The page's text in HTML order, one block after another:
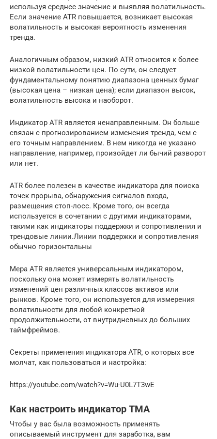
используя среднее значение и выявляя волатильность.
Если значение ATR повышается, возникает высокая
волатильность и высокая вероятность изменения
тренда.
Аналогичным образом, низкий ATR относится к более
низкой волатильности цен. По сути, он следует
фундаментальному понятию диапазона ценных бумаг
(высокая цена – низкая цена); если диапазон высок,
волатильность высока и наоборот.
Индикатор ATR является ненаправленным. Он больше
связан с прогнозированием изменения тренда, чем с
его точным направлением. В нем никогда не указано
направление, например, произойдет ли бычий разворот
или нет.
ATR более полезен в качестве индикатора для поиска
точек прорыва, обнаружения сигналов входа,
размещения стоп-лосс. Кроме того, он всегда
используется в сочетании с другими индикаторами,
такими как индикаторы поддержки и сопротивления и
трендовые линии.Линии поддержки и сопротивления
обычно горизонтальны
Мера ATR является универсальным индикатором,
поскольку она может измерять волатильность
изменений цен различных классов активов или
рынков. Кроме того, он используется для измерения
волатильности для любой конкретной
продолжительности, от внутридневных до больших
таймфреймов.
Секреты применения индикатора ATR, о которых все
молчат, как пользоваться и настройка:
https://youtube.com/watch?v=Wu-U0L7T3wE
Как настроить индикатор TMA
Чтобы у вас была возможность применять
описываемый инструмент для заработка, вам